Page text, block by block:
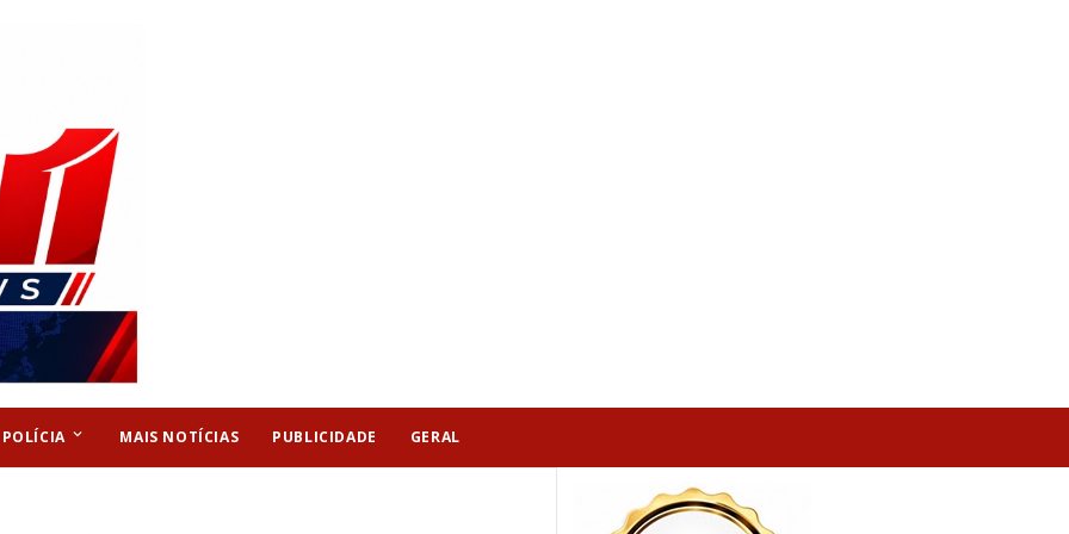
POLÍCIA keyboard_arrow_down MAIS NOTÍCIAS PUBLICIDADE GERAL